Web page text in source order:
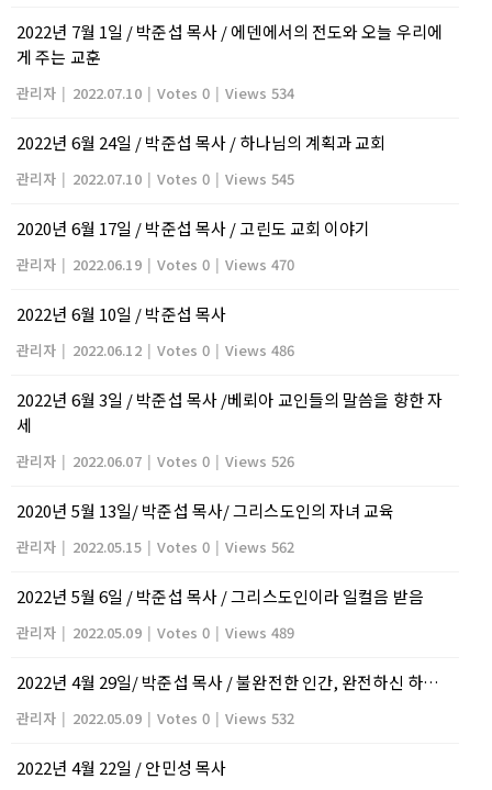
2022년 7월 1일 / 박준섭 목사 / 에덴에서의 전도와 오늘 우리에
게 주는 교훈
관리자 | 2022.07.10 | Votes 0 | Views 534
2022년 6월 24일 / 박준섭 목사 / 하나님의 계획과 교회
관리자 | 2022.07.10 | Votes 0 | Views 545
2020년 6월 17일 / 박준섭 목사 / 고린도 교회 이야기
관리자 | 2022.06.19 | Votes 0 | Views 470
2022년 6월 10일 / 박준섭 목사
관리자 | 2022.06.12 | Votes 0 | Views 486
2022년 6월 3일 / 박준섭 목사 /베뢰아 교인들의 말씀을 향한 자
세
관리자 | 2022.06.07 | Votes 0 | Views 526
2020년 5월 13일/ 박준섭 목사/ 그리스도인의 자녀 교육
관리자 | 2022.05.15 | Votes 0 | Views 562
2022년 5월 6일 / 박준섭 목사 / 그리스도인이라 일컬음 받음
관리자 | 2022.05.09 | Votes 0 | Views 489
2022년 4월 29일/ 박준섭 목사 / 불완전한 인간, 완전하신 하나님
관리자 | 2022.05.09 | Votes 0 | Views 532
2022년 4월 22일 / 안민성 목사